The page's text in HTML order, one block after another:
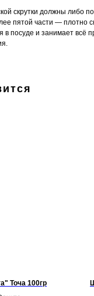
скрутки должны либо
пятой части — плотно
в посуде и занимает всё
Точа 100гр